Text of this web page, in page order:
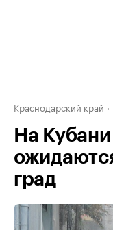
Краснодарский край
На
град